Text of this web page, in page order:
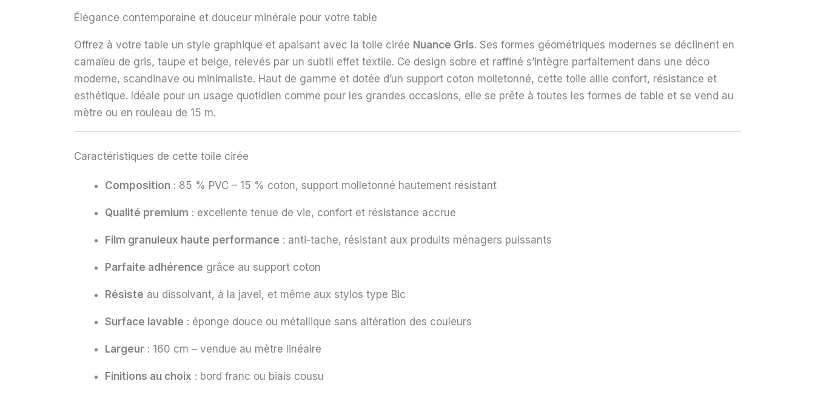
ROUGE AMOUR
Élégance contemporaine et douceur minérale pour votre table
Offrez à votre table un style graphique et apaisant avec la toile cirée Nuance Gris. Ses formes géométriques modernes se déclinent en
camaïeu de gris, taupe et beige, relevés par un subtil effet textile. Ce design sobre et raffiné s’intègre parfaitement dans une déco
moderne, scandinave ou minimaliste. Haut de gamme et dotée d’un support coton molletonné, cette toile allie confort, résistance et
esthétique. Idéale pour un usage quotidien comme pour les grandes occasions, elle se prête à toutes les formes de table et se vend au
mètre ou en rouleau de 15 m.
Caractéristiques de cette toile cirée
Composition : 85 % PVC – 15 % coton, support molletonné hautement résistant
Qualité premium : excellente tenue de vie, confort et résistance accrue
Film granuleux haute performance : anti-tache, résistant aux produits ménagers puissants
Parfaite adhérence grâce au support coton
Résiste au dissolvant, à la javel, et même aux stylos type Bic
Surface lavable : éponge douce ou métallique sans altération des couleurs
Largeur : 160 cm – vendue au mètre linéaire
Finitions au choix : bord franc ou biais cousu